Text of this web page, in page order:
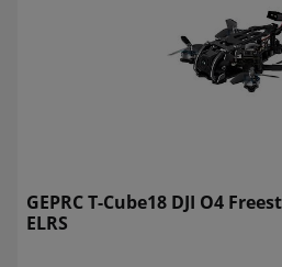
GEPRC T-Cube18 DJI O4
ELRS